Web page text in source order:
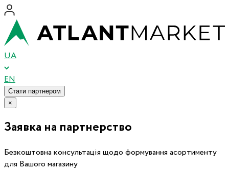
UA
EN
Стати партнером
×
Заявка на партнерство
Безкоштовна консультація щодо формування асортименту
для Вашого магазину